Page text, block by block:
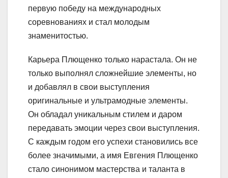
первую победу на международных
соревнованиях и стал молодым
знаменитостью.
Карьера Плющенко только нарастала. Он не
только выполнял сложнейшие элементы, но
и добавлял в свои выступления
оригинальные и ультрамодные элементы.
Он обладал уникальным стилем и даром
передавать эмоции через свои выступления.
С каждым годом его успехи становились все
более значимыми, а имя Евгения Плющенко
стало синонимом мастерства и таланта в